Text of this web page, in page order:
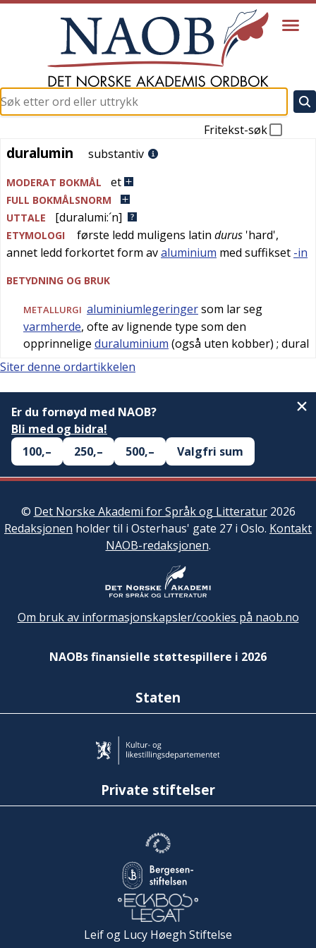
Fritekst-søk
duralumin
duralumin substantiv
MODERAT BOKMÅL et
FULL BOKMÅLSNORM
UTTALE
[duralumi:´n]
ETYMOLOGI første ledd muligens latin durus 'hard',
annet ledd forkortet form avaluminium med suffikset -in
BETYDNING OG BRUK
METALLURGI aluminiumlegeringersom lar seg
varmherde, ofte av lignende type som den
opprinnelige duraluminium (også uten kobber) ; dural
Siter denne ordartikkelen
Er du fornøyd med NAOB?
Bli med og bidra!
100,–
250,– 500,– Valgfri sum
© Det Norske Akademi for Språk og Litteratur2026
Redaksjonen holder til i Osterhaus' gate 27 i Oslo. Kontakt
NAOB-redaksjonen.
Om bruk av informasjonskapsler/cookies på naob.no
NAOBs finansielle støttespillere i 2026
Staten
Private stiftelser
Leif og Lucy Høegh Stiftelse